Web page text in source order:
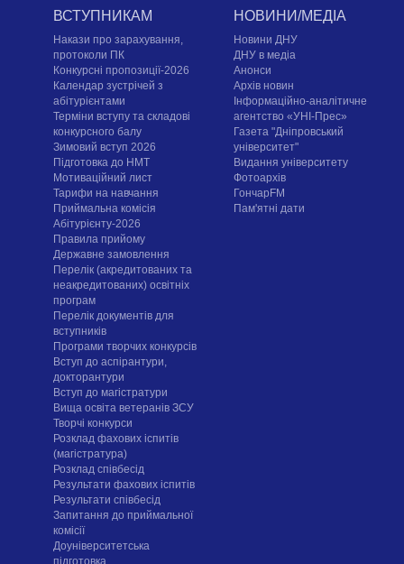
ВСТУПНИКАМ
Накази про зарахування,
протоколи ПК
Конкурсні пропозиції-2026
Календар зустрічей з
абітурієнтами
Терміни вступу та складові
конкурсного балу
Зимовий вступ 2026
Підготовка до НМТ
Мотиваційний лист
Тарифи на навчання
Приймальна комісія
Абітурієнту-2026
Правила прийому
Державне замовлення
Перелік (акредитованих та
неакредитованих) освітніх
програм
Перелік документів для
вступників
Програми творчих конкурсiв
Вступ до аспірантури,
докторантури
Вступ до магістратури
Вища освіта ветеранів ЗСУ
Творчі конкурси
Розклад фахових іспитів
(магістратура)
Розклад співбесід
Результати фахових іспитів
Результати співбесід
Запитання до приймальної
комісії
Доуніверситетська
підготовка
НОВИНИ/МЕДІА
Новини ДНУ
ДНУ в медіа
Анонси
Архів новин
Інформаційно-аналітичне
агентство «УНІ-Прес»
Газета "Дніпровський
університет"
Видання університету
Фотоархів
ГончарFM
Пам'ятні дати